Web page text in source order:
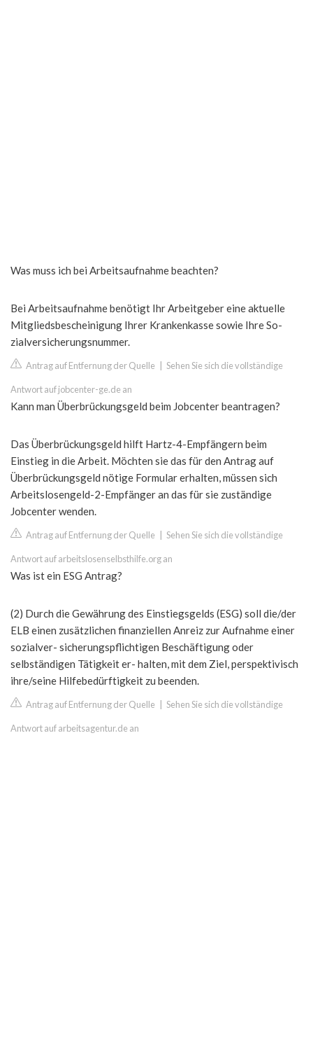
Was muss ich bei Arbeitsaufnahme beachten?
Bei Arbeitsaufnahme benötigt Ihr Arbeitgeber eine aktuelle
Mitgliedsbescheinigung Ihrer Krankenkasse sowie Ihre So-
zialversicherungsnummer.
Antrag auf Entfernung der Quelle Sehen Sie sich die vollständige
Antwort auf jobcenter-ge.de an
Kann man Überbrückungsgeld beim Jobcenter beantragen?
Das Überbrückungsgeld hilft Hartz-4-Empfängern beim
Einstieg in die Arbeit. Möchten sie das für den Antrag auf
Überbrückungsgeld nötige Formular erhalten, müssen sich
Arbeitslosengeld-2-Empfänger an das für sie zuständige
Jobcenter wenden.
Antrag auf Entfernung der Quelle Sehen Sie sich die vollständige
Antwort auf arbeitslosenselbsthilfe.org an
Was ist ein ESG Antrag?
(2) Durch die Gewährung des Einstiegsgelds (ESG) soll die/der
ELB einen zusätzlichen finanziellen Anreiz zur Aufnahme einer
sozialver- sicherungspflichtigen Beschäftigung oder
selbständigen Tätigkeit er- halten, mit dem Ziel, perspektivisch
ihre/seine Hilfebedürftigkeit zu beenden.
Antrag auf Entfernung der Quelle Sehen Sie sich die vollständige
Antwort auf arbeitsagentur.de an